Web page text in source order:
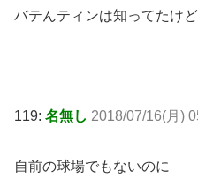
バテんティンは知ってたけ
119: 名無し 2018/07/16(月)
自前の球場でもないのに